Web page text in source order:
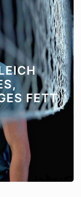
FETT U